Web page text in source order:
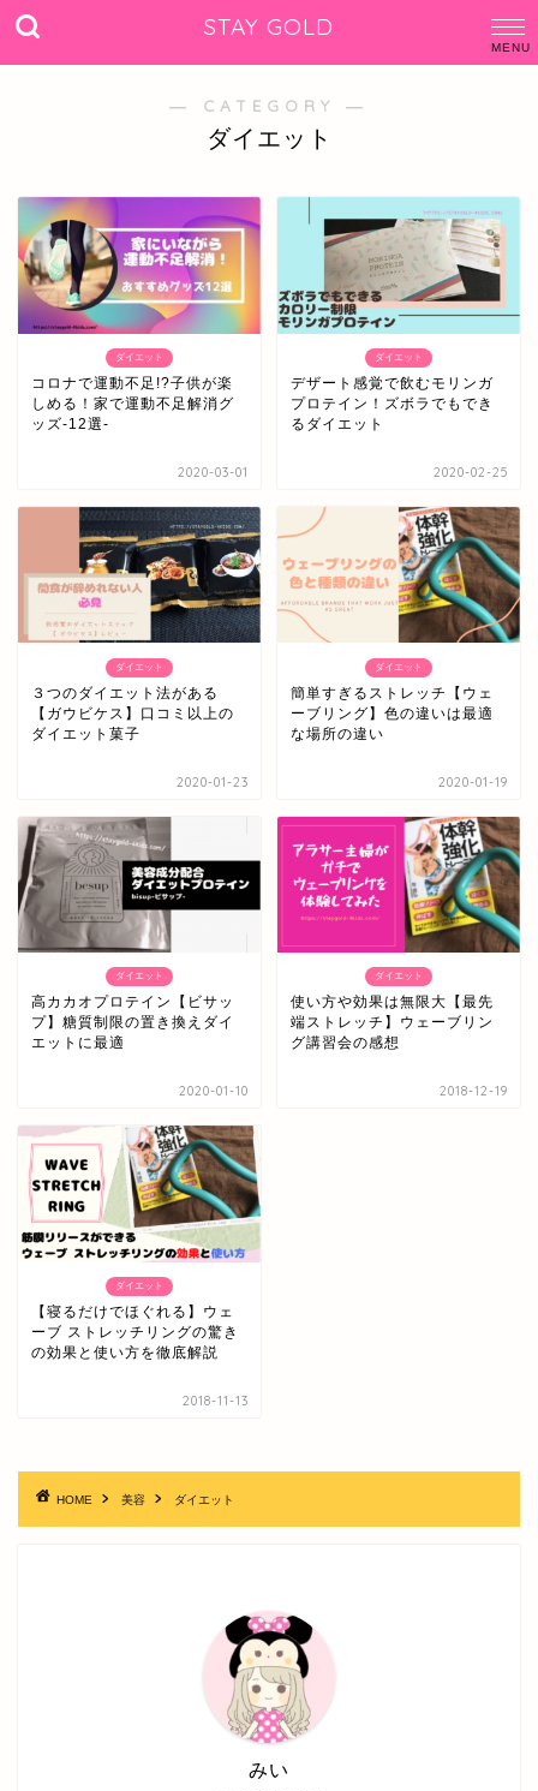
STAY GOLD
― CATEGORY ―
ダイエット
ダイエット
コロナで運動不足!?子供が楽
しめる！家で運動不足解消グ
ッズ-12選-
2020-03-01
ダイエット
デザート感覚で飲むモリンガ
プロテイン！ズボラでもでき
るダイエット
2020-02-25
ダイエット
３つのダイエット法がある
【ガウビケス】口コミ以上の
ダイエット菓子
2020-01-23
ダイエット
簡単すぎるストレッチ【ウェ
ーブリング】色の違いは最適
な場所の違い
2020-01-19
ダイエット
高カカオプロテイン【ビサッ
プ】糖質制限の置き換えダイ
エットに最適
2020-01-10
ダイエット
使い方や効果は無限大【最先
端ストレッチ】ウェーブリン
グ講習会の感想
2018-12-19
ダイエット
【寝るだけでほぐれる】ウェ
ーブ ストレッチリングの驚き
の効果と使い方を徹底解説
2018-11-13
HOME 美容 ダイエット
みい